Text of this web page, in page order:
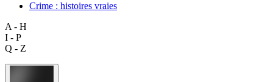
Crime : histoires vraies
A - H
I - P
Q - Z